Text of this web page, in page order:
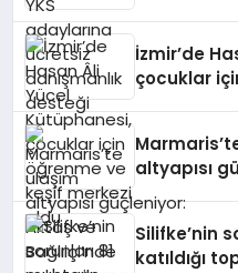
İzmir’de
çocuklar
altyapısı
Silifke’nin
katıldığı